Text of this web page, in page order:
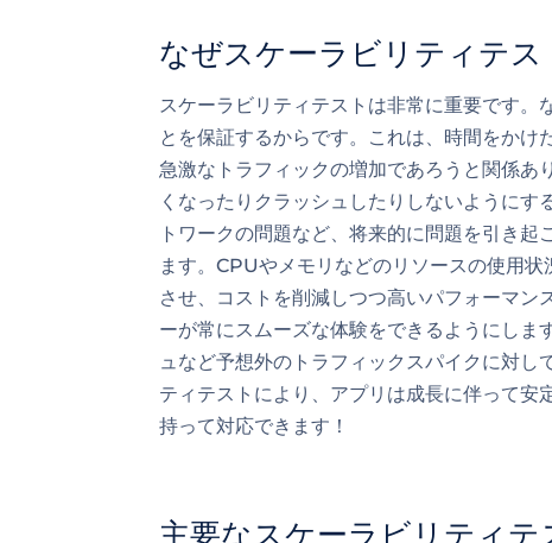
なぜスケーラビリティテス
スケーラビリティテストは非常に重要です。
とを保証するからです。これは、時間をか
急激なトラフィックの増加であろうと関係あ
くなったりクラッシュしたりしないように
トワークの問題など、将来的に問題を引き
ます。CPUやメモリなどのリソースの使用
させ、コストを削減しつつ高いパフォーマ
ーが常にスムーズな体験をできるようにしま
ュなど予想外のトラフィックスパイクに対し
ティテストにより、アプリは成長に伴って安
持って対応できます！
主要なスケーラビリティテ